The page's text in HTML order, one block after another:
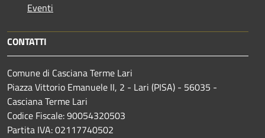
Eventi
CONTATTI
Comune di Casciana Terme Lari
Piazza Vittorio Emanuele II, 2 - Lari (PISA) - 56035 -
Casciana Terme Lari
Codice Fiscale: 90054320503
Partita IVA: 02117740502